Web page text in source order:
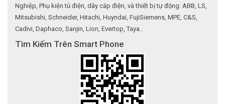
Nghiệp, Phụ kiện tủ điện, dây cáp điện, và thiết bị tự động: ABB, LS,
Mitsubishi, Schneider, Hitachi, Huyndai, FujiSiemens, MPE, C&S,
Cadivi, Daphaco, Sanjin, Lion, Evertop, Taya..
Tìm Kiếm Trên Smart Phone